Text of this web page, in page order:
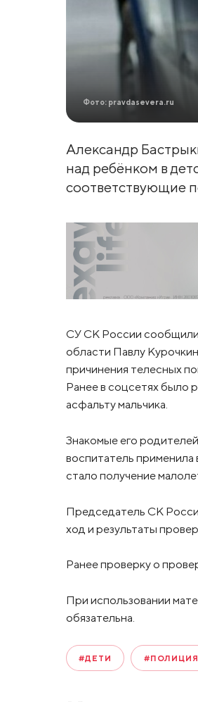
Фото: pravdasevera.ru
Александр
над ребёнком в
соответствующие
СУ СК России
области Павлу
причинения телесных
Ранее в соцсетях было
асфальту мальчика.
Знакомые его
воспитатель
стало получение
Председатель СК
ход и результаты
Ранее проверку о
При использовании
обязательна.
#ДЕТИ #ПОЛИЦИЯ